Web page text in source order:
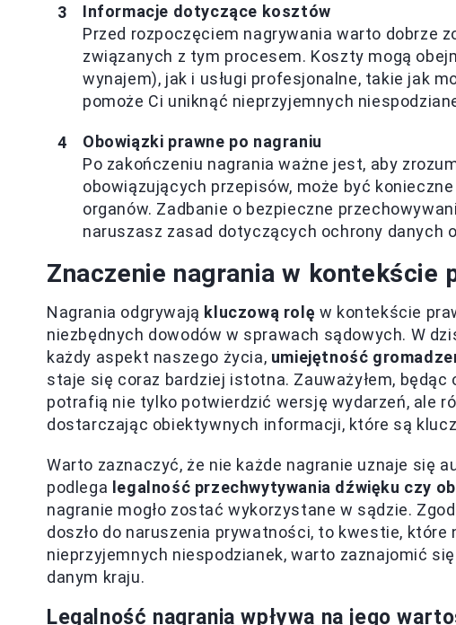
Informacje dotyczące kosztów
Przed rozpoczęciem nagrywania warto dobrze
związanych z tym procesem. Koszty mogą
wynajem), jak i usługi profesjonalne, takie jak
pomoże Ci uniknąć nieprzyjemnych
Obowiązki prawne po nagraniu
Po zakończeniu nagrania ważne jest, aby
obowiązujących przepisów, może być
organów. Zadbanie o bezpieczne
naruszasz zasad dotyczących ochrony danych
Znaczenie nagrania w kontekście
Nagrania odgrywają kluczową rolę w kontekście
niezbędnych dowodów w sprawach sądowych. W
każdy aspekt naszego życia, umiejętność
staje się coraz bardziej istotna. Zauważyłem,
potrafią nie tylko potwierdzić wersję wydarzeń, ale
dostarczając obiektywnych informacji, które są
Warto zaznaczyć, że nie każde nagranie uznaje się
podlega legalność przechwytywania dźwięku czy
nagranie mogło zostać wykorzystane w sądzie.
doszło do naruszenia prywatności, to kwestie,
nieprzyjemnych niespodzianek, warto zaznajomić
danym kraju.
Legalność nagrania wpływa na jego